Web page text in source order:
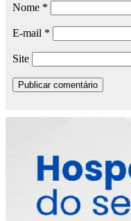
Nome *
E-mail *
Site